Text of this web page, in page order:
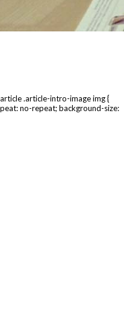
.article-intro-image img {
no-repeat; background-size: